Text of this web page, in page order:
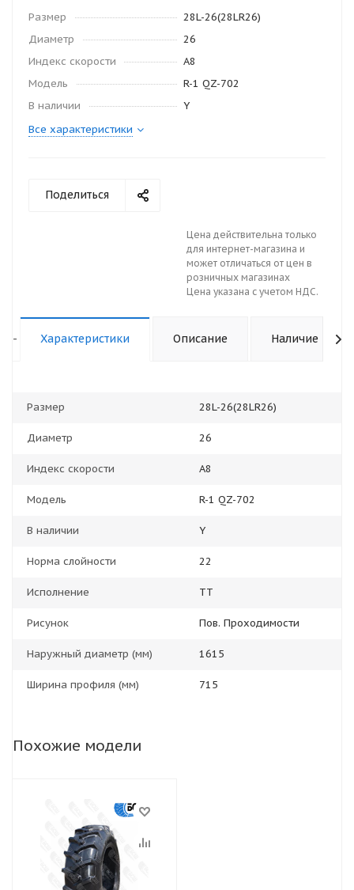
Размер
28L-26(28LR26)
Диаметр
26
Индекс скорости
A8
Модель
R-1 QZ-702
В наличии
Y
Все характеристики
Поделиться
Цена действительна только
для интернет-магазина и
может отличаться от цен в
розничных магазинах
Цена указана с учетом НДС.
- Характеристики Описание Наличие
Размер 28L-26(28LR26)
Диаметр 26
Индекс скорости A8
Модель R-1 QZ-702
В наличии Y
Норма слойности 22
Исполнение TT
Рисунок Пов. Проходимости
Наружный диаметр (мм) 1615
Ширина профиля (мм) 715
Похожие модели